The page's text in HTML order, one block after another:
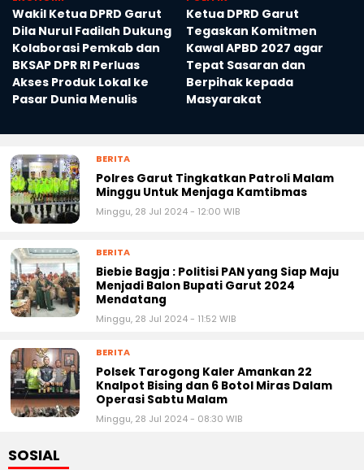
Wakil Ketua DPRD Garut
Dila Nurul Fadilah Dukung
Kolaborasi Pemkab dan
BKSAP DPR RI Perluas
Akses Produk Lokal ke
Pasar Dunia Menulis
Ketua DPRD Garut
Tegaskan Komitmen
Kawal APBD 2027 agar
Tepat Sasaran dan
Berpihak kepada
Masyarakat
BERITA
Polres Garut Tingkatkan Patroli Malam
Minggu Untuk Menjaga Kamtibmas
Minggu, 28 Jul 2024 - 12:00 WIB
BERITA
Biebie Bagja : Politisi PAN yang Siap Maju
Menjadi Balon Bupati Garut 2024
Mendatang
Minggu, 28 Jul 2024 - 11:52 WIB
BERITA
Polsek Tarogong Kaler Amankan 22
Knalpot Bising dan 6 Botol Miras Dalam
Operasi Sabtu Malam
Minggu, 28 Jul 2024 - 08:30 WIB
SOSIAL